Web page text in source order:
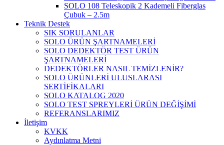
SOLO 108 Teleskopik 2 Kademeli Fiberglas
Çubuk – 2.5m
Teknik Destek
SIK SORULANLAR
SOLO ÜRÜN ŞARTNAMELERİ
SOLO DEDEKTÖR TEST ÜRÜN
ŞARTNAMELERİ
DEDEKTÖRLER NASIL TEMİZLENİR?
SOLO ÜRÜNLERİ ULUSLARASI
SERTİFİKALARI
SOLO KATALOG 2020
SOLO TEST SPREYLERİ ÜRÜN DEĞİŞİMİ
REFERANSLARIMIZ
İletişim
KVKK
Aydınlatma Metni